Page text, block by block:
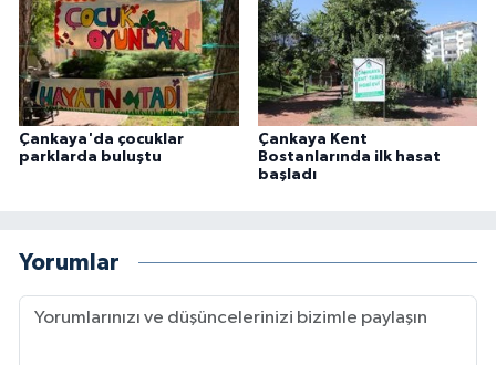
Çankaya'da çocuklar
parklarda buluştu
Çankaya Kent
Bostanlarında ilk hasat
başladı
Yorumlar